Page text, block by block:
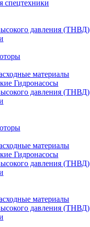
спецтехники
давления (ТНВД)
материалы
Гидронасосы
давления (ТНВД)
материалы
Гидронасосы
давления (ТНВД)
материалы
давления (ТНВД)